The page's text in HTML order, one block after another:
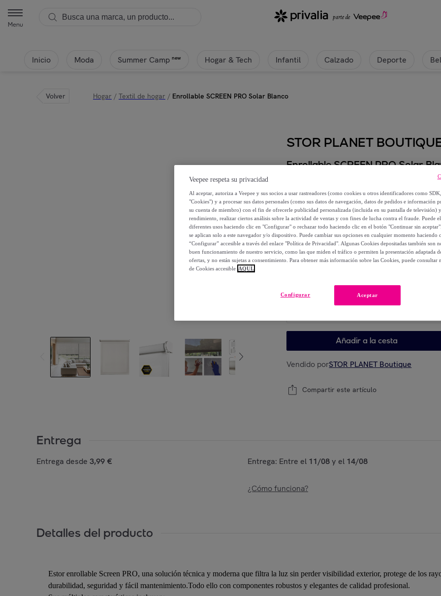
Menu
Inicio Moda Summer Camp new Hogar & Tech Infantil Calzado Deporte
Volver Hogar / Textil de hogar / Enrollable SCREEN PRO Solar Blanco
STOR PLANET
Enrollable SCREEN PRO Solar
81,50 €
151,00 €
-46 %
Elige tu modelo
Añadir a la cesta
Vendido porSTOR PLANET Boutique
Compartir este artículo
Entrega
Entrega desde 3,99 € Entrega: Entre el 11/08y el 14/08
¿Cómo funciona?
Detalles del producto
Estor enrollable Screen PRO, una solución técnica y moderna que filtra la luz sin perder visibilidad exterior, protege de los
durabilidad, seguridad y fácil mantenimiento.Todo ello con componentes robustos y elegantes de calidad profesional.
Veepee respeta su privacidad
Al aceptar, autoriza a Veepee y sus socios a usar rastreadores (como cookies u otros identificadores como
"Cookies") y a procesar sus datos personales (como sus datos de navegación, datos de pedidos e información
su cuenta de miembro) con el fin de ofrecerle publicidad personalizada (incluida en su pantalla de televisión)
rendimiento, realizar ciertos análisis sobre la actividad de ventas y con fines de lucha contra el fraude. Puede
diferentes usos haciendo clic en "Configurar" o rechazar todo haciendo clic en el botón "Continuar sin
se aplican solo a este navegador y/o dispositivo. Puede cambiar sus opciones en cualquier momento haciendo
“Configurar” accesible a través del enlace "Política de Privacidad". Algunas Cookies depositadas también son
buen funcionamiento de nuestro servicio, como las que miden el tráfico o permiten la presentación adaptada
ofertas, y no están sujetas a consentimiento. Para obtener más información sobre las Cookies, puede consultar
de Cookies accesible AQUÍ.
Aceptar
Configurar